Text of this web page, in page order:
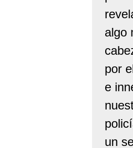
algo
por
e
un